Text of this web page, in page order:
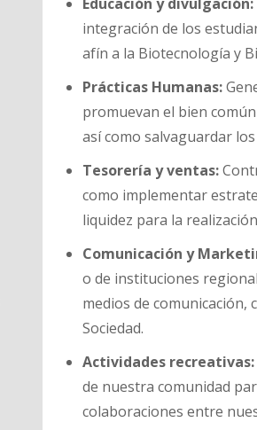
integración de los
afín a la Biotecnología y
Prácticas Humanas:
promuevan el bien
así como salvaguardar
Tesorería y ventas:
como implementar
liquidez para la
Comunicación y
o de instituciones
medios de comunicación,
Sociedad.
Actividades recreativas:
de nuestra comunidad
colaboraciones entre